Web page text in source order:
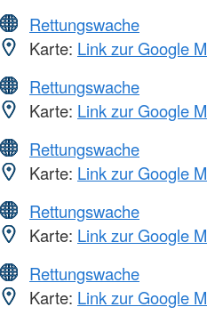
Rettungswache
Karte: Link zur Google
Rettungswache
Karte: Link zur Google
Rettungswache
Karte: Link zur Google
Rettungswache
Karte: Link zur Google
Rettungswache
Karte: Link zur Google